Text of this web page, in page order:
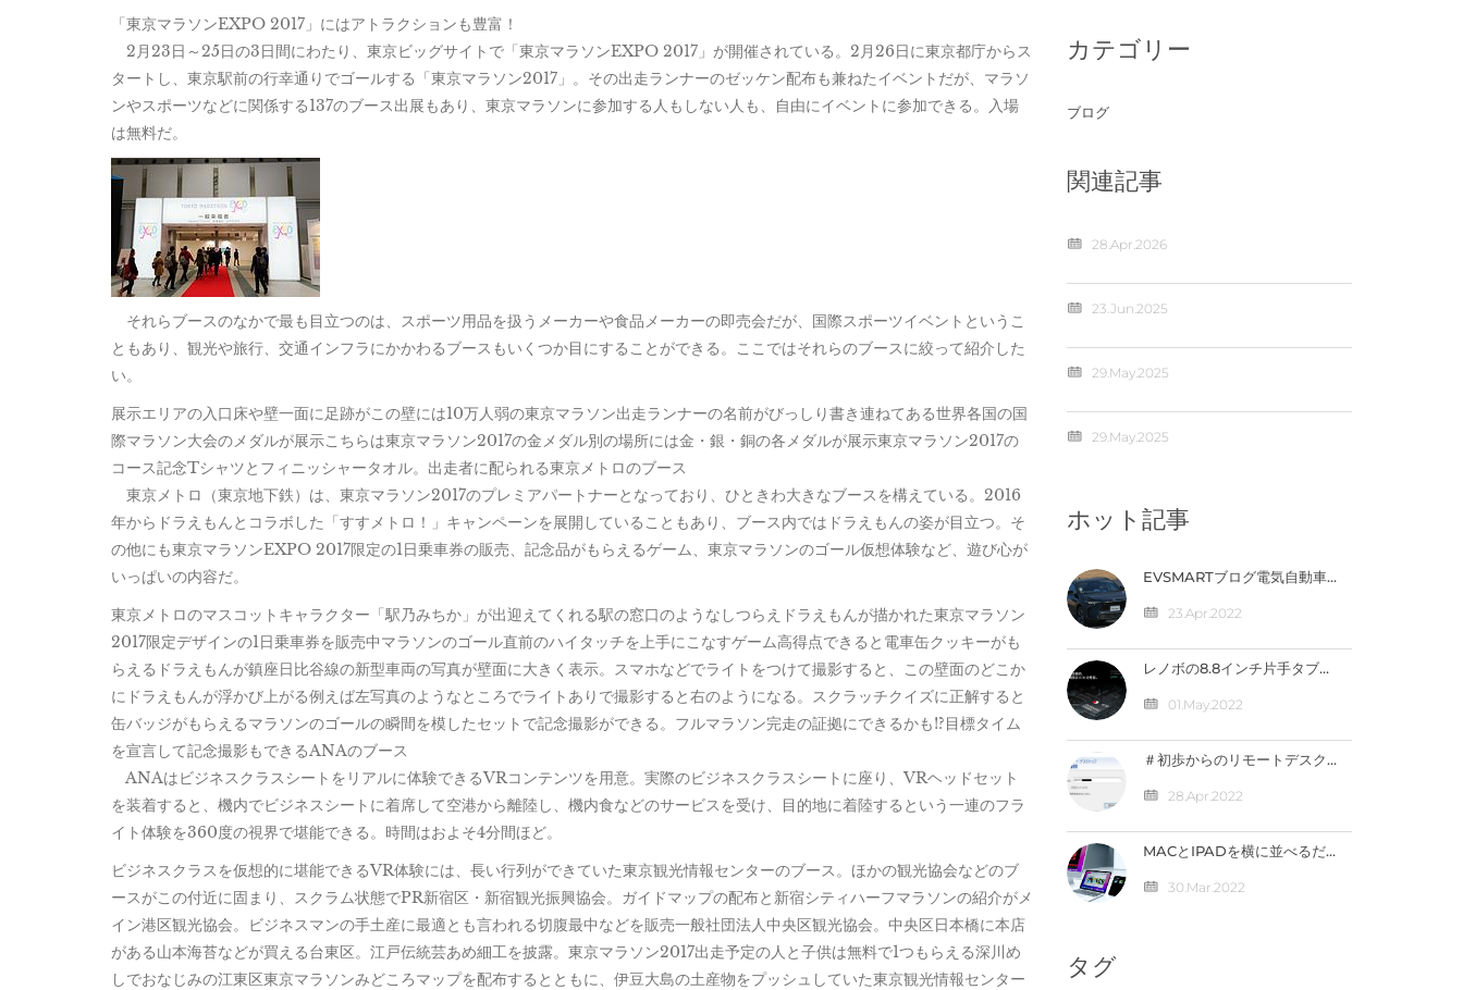
「東京マラソンEXPO 2017」にはアトラクションも豊富！
2月23日～25日の3日間にわたり、東京ビッグサイトで「東京マラソンEXPO 2017」が開催されている。2月26日に東京都庁からス
タートし、東京駅前の行幸通りでゴールする「東京マラソン2017」。その出走ランナーのゼッケン配布も兼ねたイベントだが、マラソ
ンやスポーツなどに関係する137のブース出展もあり、東京マラソンに参加する人もしない人も、自由にイベントに参加できる。入場
は無料だ。
それらブースのなかで最も目立つのは、スポーツ用品を扱うメーカーや食品メーカーの即売会だが、国際スポーツイベントというこ
ともあり、観光や旅行、交通インフラにかかわるブースもいくつか目にすることができる。ここではそれらのブースに絞って紹介した
い。
展示エリアの入口床や壁一面に足跡がこの壁には10万人弱の東京マラソン出走ランナーの名前がびっしり書き連ねてある世界各国の国
際マラソン大会のメダルが展示こちらは東京マラソン2017の金メダル別の場所には金・銀・銅の各メダルが展示東京マラソン2017の
コース記念Tシャツとフィニッシャータオル。出走者に配られる東京メトロのブース
東京メトロ（東京地下鉄）は、東京マラソン2017のプレミアパートナーとなっており、ひときわ大きなブースを構えている。2016
年からドラえもんとコラボした「すすメトロ！」キャンペーンを展開していることもあり、ブース内ではドラえもんの姿が目立つ。そ
の他にも東京マラソンEXPO 2017限定の1日乗車券の販売、記念品がもらえるゲーム、東京マラソンのゴール仮想体験など、遊び心が
いっぱいの内容だ。
東京メトロのマスコットキャラクター「駅乃みちか」が出迎えてくれる駅の窓口のようなしつらえドラえもんが描かれた東京マラソン
2017限定デザインの1日乗車券を販売中マラソンのゴール直前のハイタッチを上手にこなすゲーム高得点できると電車缶クッキーがも
らえるドラえもんが鎮座日比谷線の新型車両の写真が壁面に大きく表示。スマホなどでライトをつけて撮影すると、この壁面のどこか
にドラえもんが浮かび上がる例えば左写真のようなところでライトありで撮影すると右のようになる。スクラッチクイズに正解すると
缶バッジがもらえるマラソンのゴールの瞬間を模したセットで記念撮影ができる。フルマラソン完走の証拠にできるかも!?目標タイム
を宣言して記念撮影もできるANAのブース
ANAはビジネスクラスシートをリアルに体験できるVRコンテンツを用意。実際のビジネスクラスシートに座り、VRヘッドセット
を装着すると、機内でビジネスシートに着席して空港から離陸し、機内食などのサービスを受け、目的地に着陸するという一連のフラ
イト体験を360度の視界で堪能できる。時間はおよそ4分間ほど。
ビジネスクラスを仮想的に堪能できるVR体験には、長い行列ができていた東京観光情報センターのブース。ほかの観光協会などのブ
ースがこの付近に固まり、スクラム状態でPR新宿区・新宿観光振興協会。ガイドマップの配布と新宿シティハーフマラソンの紹介がメ
イン港区観光協会。ビジネスマンの手土産に最適とも言われる切腹最中などを販売一般社団法人中央区観光協会。中央区日本橋に本店
がある山本海苔などが買える台東区。江戸伝統芸あめ細工を披露。東京マラソン2017出走予定の人と子供は無料で1つもらえる深川め
しでおなじみの江東区東京マラソンみどころマップを配布するとともに、伊豆大島の土産物をプッシュしていた東京観光情報センター
カテゴリー
ブログ
関連記事
28.Apr.2026
23.Jun.2025
29.May.2025
29.May.2025
ホット記事
EVSMARTブログ電気自動車
るトヨタの電気自動車
『BZ4X』／バッテリー残量
記事 最近の投稿 カテゴリー
23.Apr.2022
レノボの8.8インチ片手タブ
ック公開！【価格は4万円台
01.May.2022
＃初歩からのリモートデスク
ソコンへ接続（IPV4）編
28.Apr.2022
MACとIPADを横に並べるだ
「ユニバーサルコントロー
30.Mar.2022
タグ